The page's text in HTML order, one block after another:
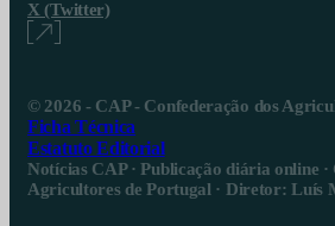
X (Twitter)
© 2026 - CAP - Confederação dos
Ficha Técnica
Estatuto Editorial
Notícias CAP · Publicação diária online
Agricultores de Portugal · Diretor: Luís